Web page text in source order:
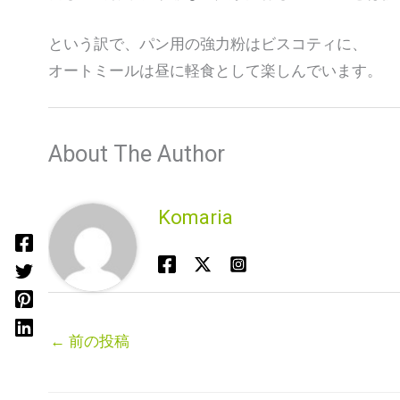
という訳で、パン用の強力粉はビスコティに、
オートミールは昼に軽食として楽しんでいます。
About The Author
Komaria
← 前の投稿